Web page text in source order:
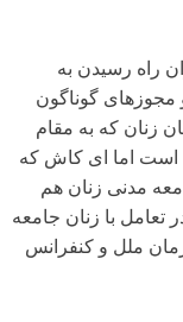
راه رسیدن به
مجوزهای گوناگون
آماری معادل ۳۲ سازمان زنان که به مقام
است اما ای کاش که
مدنی زنان هم
با زنان جامعه
ملل و کنفرانس